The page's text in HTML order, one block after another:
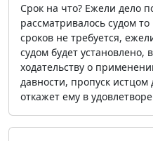
Срок на что? Ежели дело
рассматривалось судом
сроков не требуется,
судом будет
ходательству о
давности, пропуск
откажет ему в